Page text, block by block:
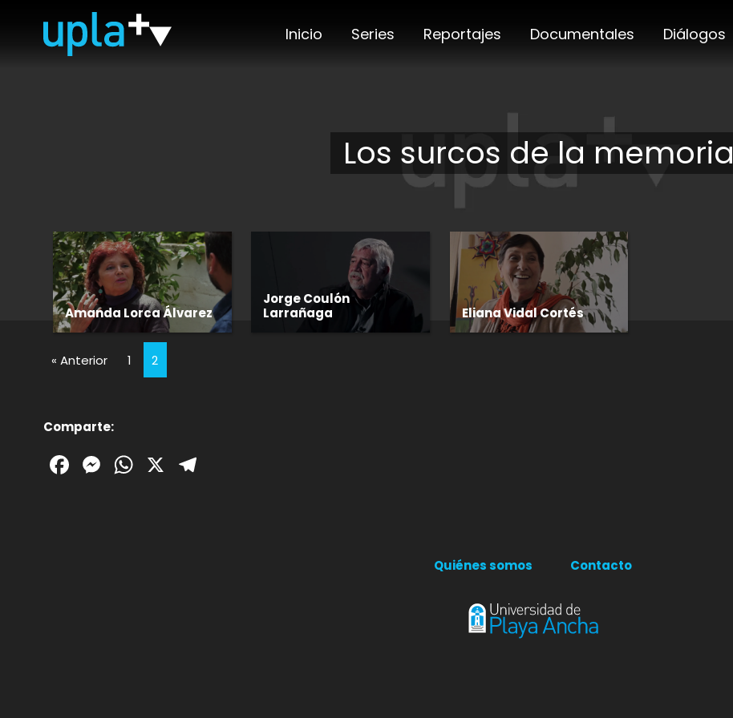
Inicio Series Reportajes Documentales Diálogos
Los surcos de la memoria
Amanda Lorca Álvarez
Jorge Coulón
Larrañaga
Eliana Vidal Cortés
« Anterior 1 2
Comparte:
Facebook
Messenger
WhatsApp
X
Quiénes somos Contacto